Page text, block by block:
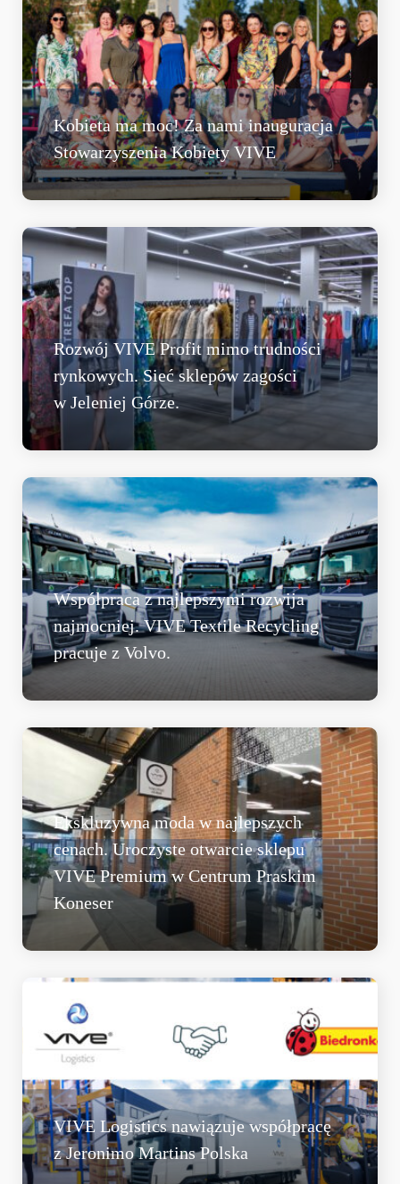
Kobieta ma moc! Za nami inauguracja
Stowarzyszenia Kobiety VIVE
Rozwój VIVE Profit mimo trudności
rynkowych. Sieć sklepów zagości
w Jeleniej Górze.
Współpraca z najlepszymi rozwija
najmocniej. VIVE Textile Recycling
pracuje z Volvo.
Ekskluzywna moda w najlepszych
cenach. Uroczyste otwarcie sklepu
VIVE Premium w Centrum Praskim
Koneser
VIVE Logistics nawiązuje współpracę
z Jeronimo Martins Polska